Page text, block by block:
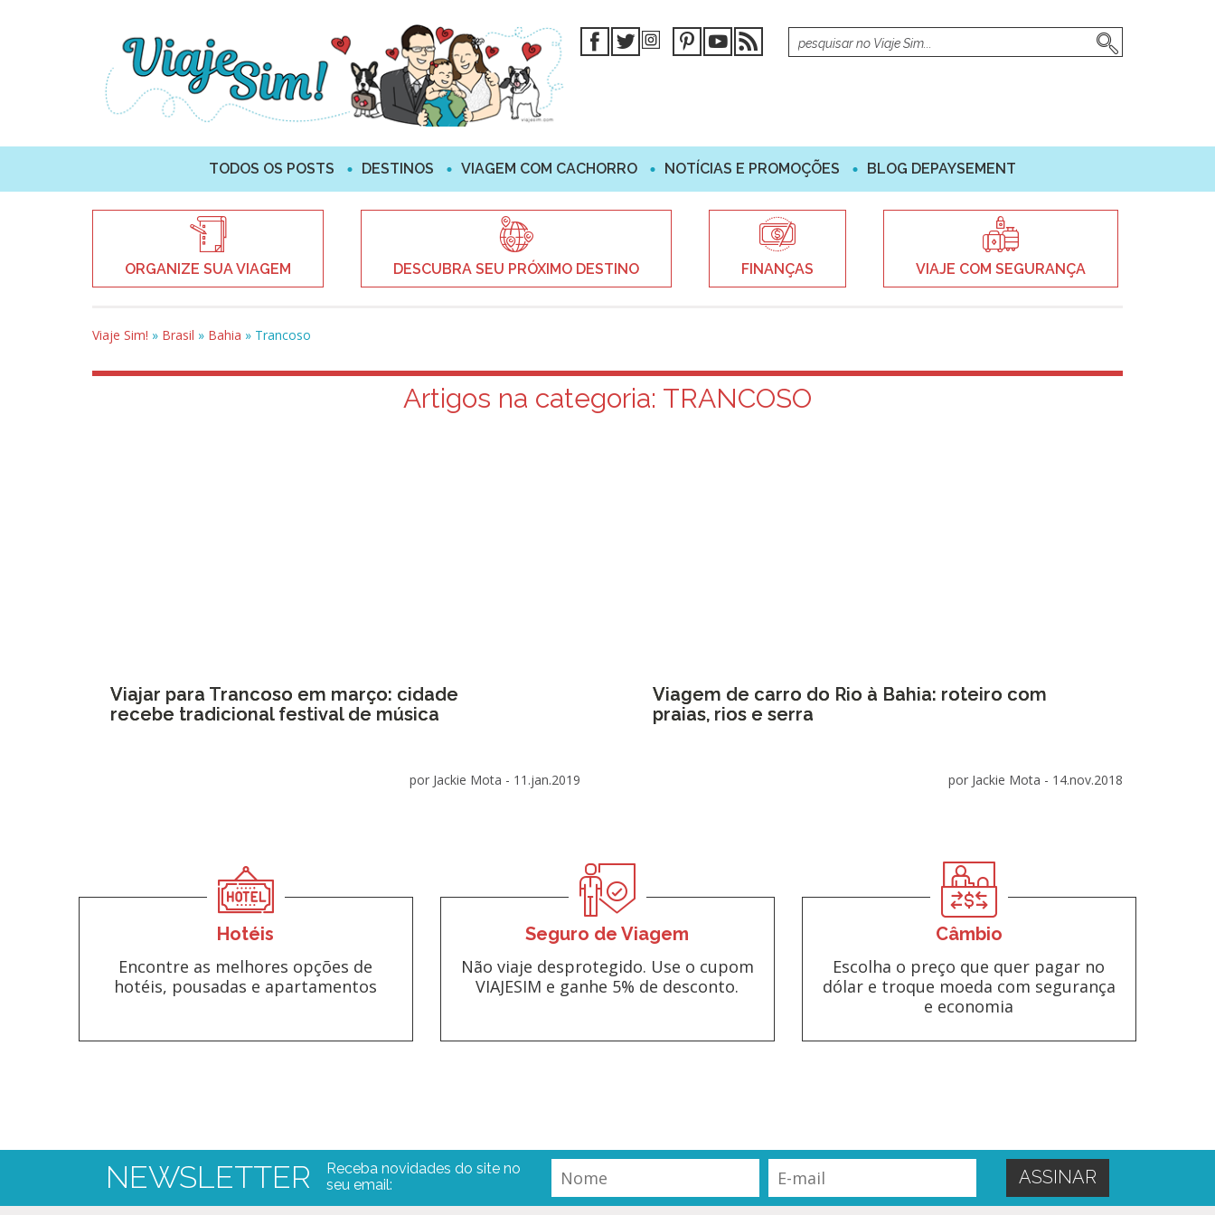
TODOS OS POSTS DESTINOS VIAGEM COM CACHORRO NOTÍCIAS E PROMOÇÕES BLOG DEPAYSEMENT
ORGANIZE SUA VIAGEM DESCUBRA SEU PRÓXIMO DESTINO FINANÇAS VIAJE COM SEGURANÇA
Viaje Sim! » Brasil » Bahia » Trancoso
Artigos na categoria: TRANCOSO
Viajar para Trancoso em março: cidade
recebe tradicional festival de música
por Jackie Mota - 11.jan.2019
Viagem de carro do Rio à Bahia: roteiro com
praias, rios e serra
por Jackie Mota - 14.nov.2018
Hotéis
Encontre as melhores opções de
hotéis, pousadas e apartamentos
Seguro de Viagem
Não viaje desprotegido. Use o cupom
VIAJESIM e ganhe 5% de desconto.
Câmbio
Escolha o preço que quer pagar no
dólar e troque moeda com segurança
e economia
NEWSLETTER
Receba novidades do site no
seu email: